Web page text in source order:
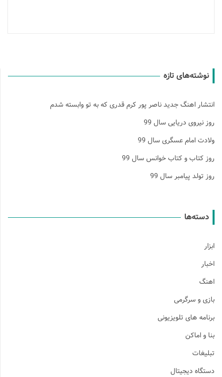
نوشته‌های تازه
انتشار اهنگ جدید ناصر پور کرم قدری که به تو وابسته شدم
روز نیروی دریایی سال 99
ولادت امام عسگری سال 99
روز کتاب و کتاب خوانس سال 99
روز تولد پیامبر سال 99
دسته‌ها
ابزار
اخبار
اهنگ
بازی و سرگرمی
برنامه های تلویزیونی
بنا و اماکن
تبلیغات
دستگاه دیجیتال